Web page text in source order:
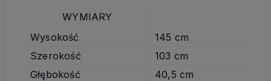
WYMIARY
Wysokość
145 cm
Szerokość
103 cm
Głębokość
40,5 cm